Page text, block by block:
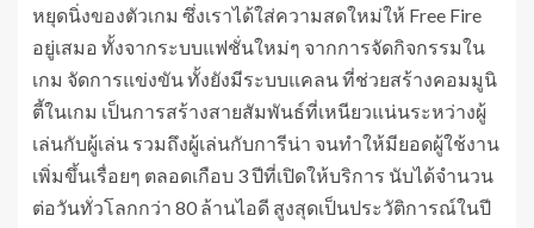
หยุดนิ่งของตัวเกม ซึ่งเราได้ใส่ความสดใหม่ให้ Free Fire
อยู่เสมอ ทั้งจากระบบแฟชั่นใหม่ๆ จากการจัดกิจกรรมใน
เกม จัดการแข่งขัน ทั้งยังมีระบบแคลน ที่ช่วยสร้างคอมมูนิ
ตี้ในเกม เป็นการสร้างสายสัมพันธ์ที่เหนียวแน่นระหว่างผู้
เล่นกับผู้เล่น รวมถึงผู้เล่นกับการีน่า จนทำให้มียอดผู้ใช้งาน
เพิ่มขึ้นเรื่อยๆ ตลอดเกือบ 3 ปีที่เปิดให้บริการ นับได้จำนวน
ต่อวันทั่วโลกกว่า 80 ล้านไอดี สูงสุดเป็นประวัติการณ์ในปี